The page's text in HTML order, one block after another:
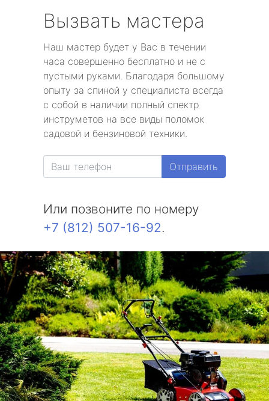
Вызвать мастера
Наш мастер будет у Вас в течении
часа совершенно бесплатно и не с
пустыми руками. Благодаря большому
опыту за спиной у специалиста всегда
с собой в наличии полный спектр
инструметов на все виды поломок
садовой и бензиновой техники.
Отправить
Или позвоните по номеру
+7 (812) 507-16-92.